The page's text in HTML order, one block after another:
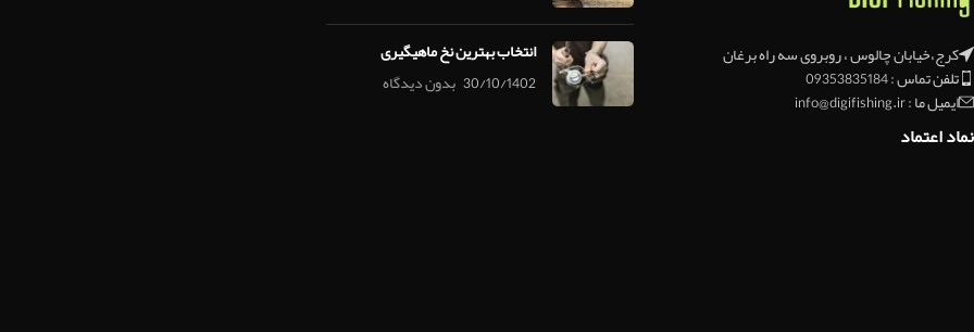
کرج،خیابان چالوس ، روبروی سه راه برغان
تلفن تماس : 09353835184
ایمیل ما : info@digifishing.ir
نماد اعتماد
انتخاب بهترین نخ ماهیگیری
30/10/1402 بدون دیدگاه